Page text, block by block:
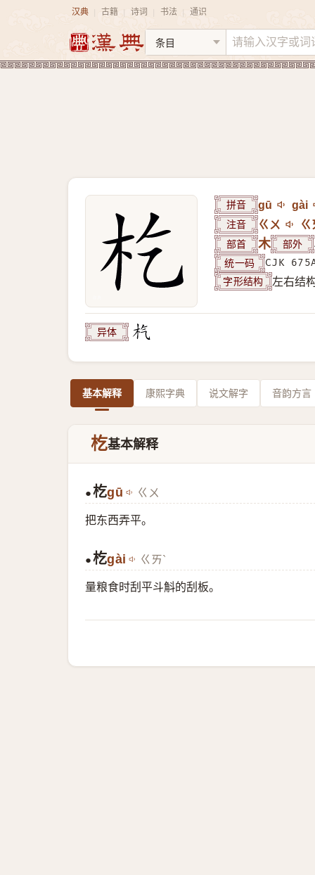
汉典 古籍 诗词 书法 通识
拼音 gū gài
注音 ㄍㄨ ㄍ
部首 木 部外
统一码 CJK
字形结构 左右结
异体
基本解释 康熙字典 说文解字 音韵方言
杚基本解释
● 杚gū ㄍㄨ
把东西弄平。
● 杚gài ㄍㄞˋ
量粮食时刮平斗斛的刮板。